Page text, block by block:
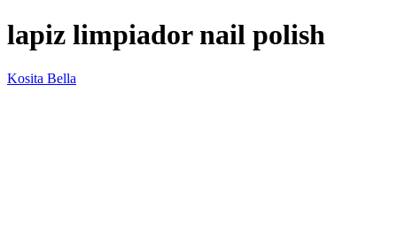
lapiz limpiador nail polish
Kosita Bella